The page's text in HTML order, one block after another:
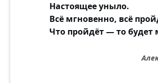
Настоящее уныло.
Всё мгновенно, всё
Что пройдёт — то будет